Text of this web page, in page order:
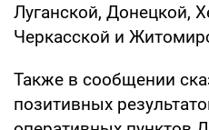
Луганской, Донецкой,
Черкасской и
Также в сообщении
позитивных